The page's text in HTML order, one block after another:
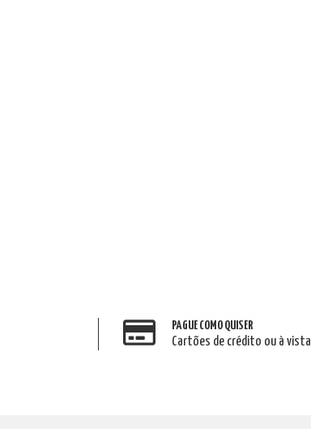
PAGUE COMO QUISER
Cartões de crédito ou à vista